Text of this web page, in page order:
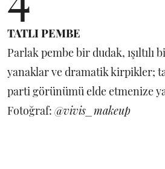
TATLI PEMBE
Parlak pembe bir dudak, ışıltılı
yanaklar ve dramatik kirpikler;
parti görünümü elde etmenize
Fotoğraf: @vivis_makeup